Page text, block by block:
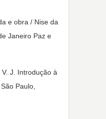
e obra / Nise da
Janeiro Paz e
V. J. Introdução à
Paulo,